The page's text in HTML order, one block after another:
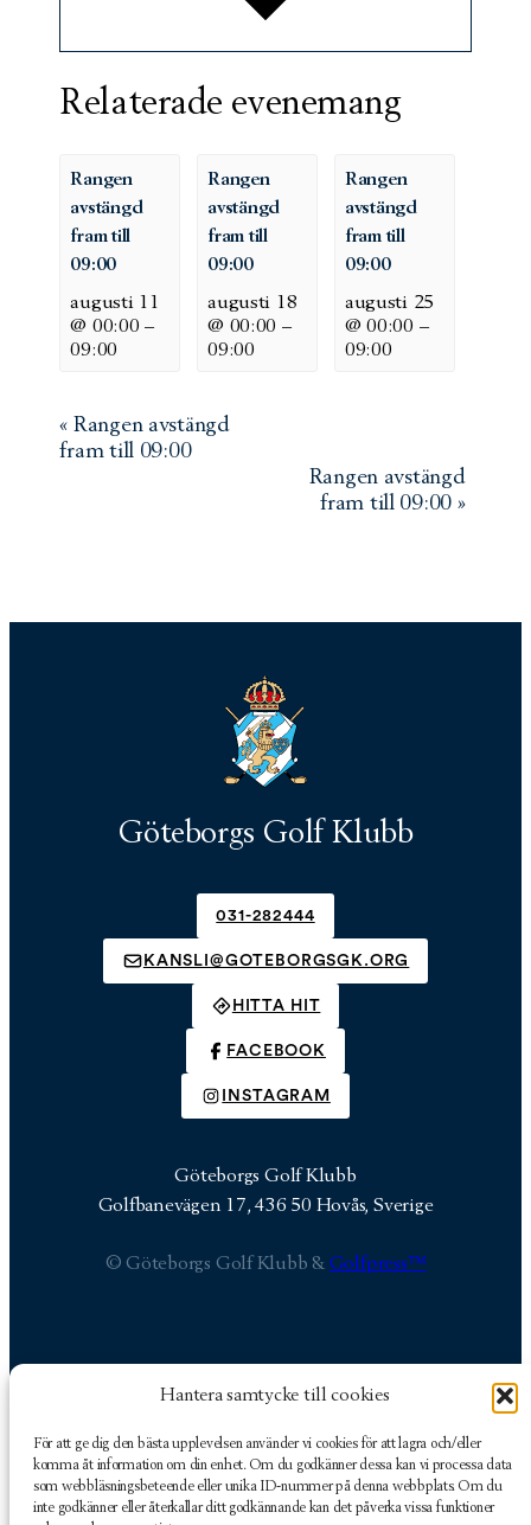
Hantera samtycke till cookies
För att ge dig den bästa upplevelsen använder vi cookies för att lagra och/eller
komma åt information om din enhet. Om du godkänner dessa kan vi processa data
som webbläsningsbeteende eller unika ID-nummer på denna webbplats. Om du
inte godkänner eller återkallar ditt godkännande kan det påverka vissa funktioner
Relaterade evenemang
Rangen
avstängd
fram till
09:00
augusti 11
@ 00:00 –
09:00
Rangen
avstängd
fram till
09:00
augusti 18
@ 00:00 –
09:00
Rangen
avstängd
fram till
09:00
augusti 25
@ 00:00 –
09:00
Evenemang-
navigering
« Rangen avstängd
fram till 09:00
Rangen avstängd
fram till 09:00 »
Göteborgs Golf Klubb
031-282444
KANSLI@GOTEBORGSGK.ORG
HITTA HIT
FACEBOOK
INSTAGRAM
Göteborgs Golf Klubb
Golfbanevägen 17, 436 50 Hovås, Sverige
© Göteborgs Golf Klubb & Golfpress™
Göteborgs Golf Klubb
Golfbanevägen 17
436 50 Hovås, Sverige